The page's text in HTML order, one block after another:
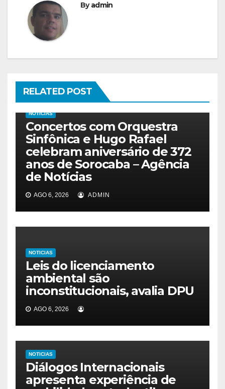
Byadmin
RELATED POST
NOTICIAS
Concertos com Orquestra
Sinfônica e Hugo Rafael
celebram aniversário de 372
anos de Sorocaba – Agência
de Notícias
AGO 6, 2026 ADMIN
NOTICIAS
Leis do licenciamento
ambiental são
inconstitucionais, avalia DPU
AGO 6, 2026
NOTICIAS
Diálogos Internacionais
apresenta experiência de